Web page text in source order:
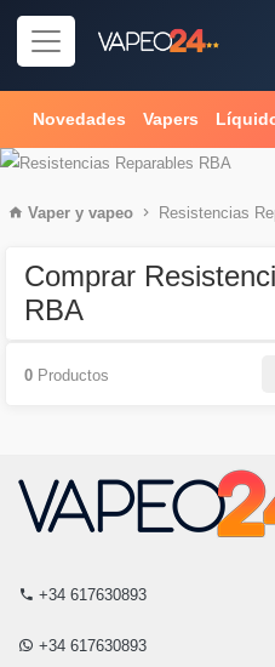
Novedades Vapers
Vaper y vapeo Resistencias
Comprar
RBA
0 Productos
+34 617630893
+34 617630893